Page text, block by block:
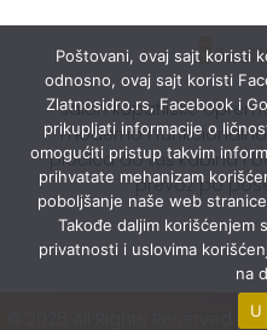
Salon kupatilske
moderno i
pločica do tuš kabina i
prevoz po
© 2026 All Rights Reserved |
Poštovani, ovaj sajt koristi
odnosno, ovaj sajt koristi
Zlatnosidro.rs, Facebook i
prikupljati informacije o
omogućiti pristup takvim
prihvatate mehanizam
poboljšanje naše web
Takođe daljim korišćenjem
privatnosti i uslovima
na
U